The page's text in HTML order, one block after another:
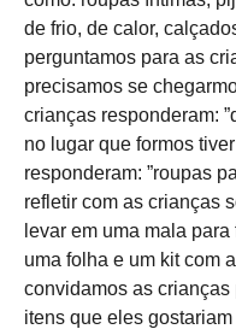
de frio, de calor,
perguntamos para as
precisamos se
crianças responderam:
no lugar que formos
responderam: ”roupas
refletir com as crianças
levar em uma mala
uma folha e um kit com
convidamos as
itens que eles